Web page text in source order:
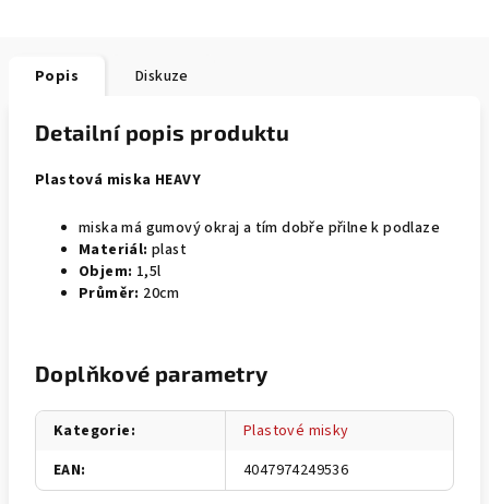
Popis Diskuze
Detailní popis produktu
Plastová miska HEAVY
miska má gumový okraj a tím dobře přilne k podlaze
Materiál: plast
Objem: 1,5l
Průměr: 20cm
Doplňkové parametry
Kategorie:
Plastové misky
EAN: 4047974249536